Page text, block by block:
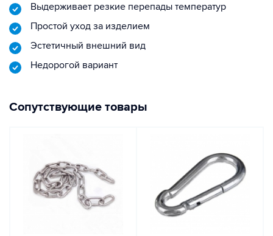
Выдерживает резкие перепады температур
Простой уход за изделием
Эстетичный внешний вид
Недорогой вариант
Сопутствующие товары